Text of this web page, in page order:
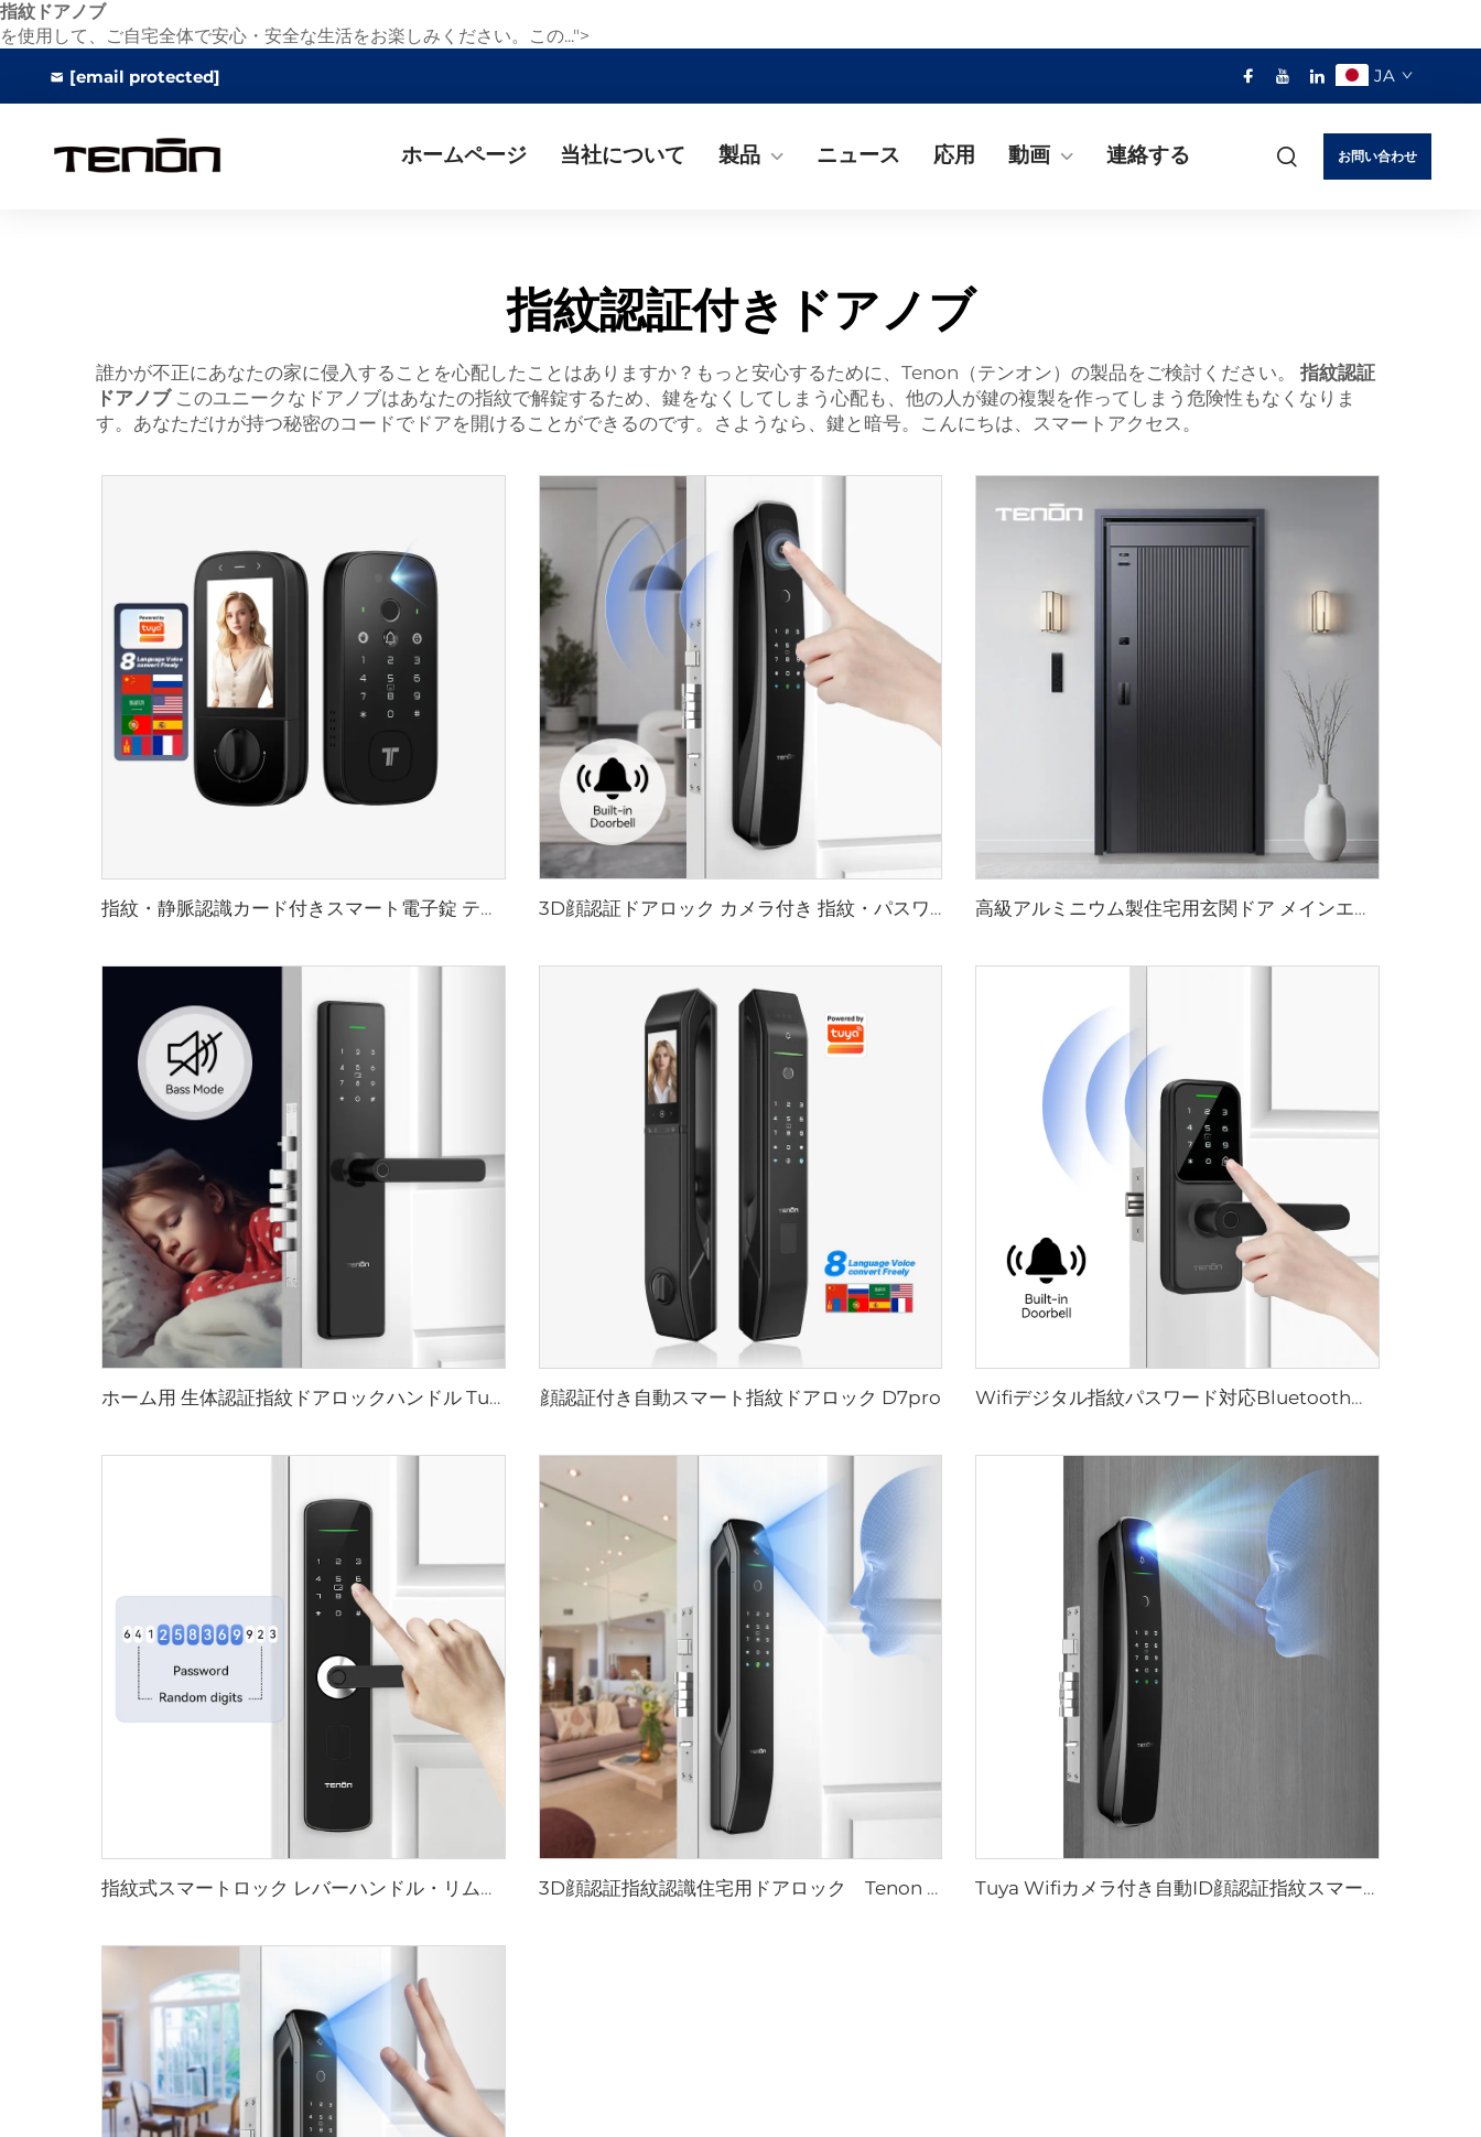
指紋ドアノブ
を使用して、ご自宅全体で安心・安全な生活をお楽しみください。この...">
[email protected]
JA
ホームページ 当社について 製品 ニュース 応用 動画 連絡する お問い合わせ
指紋認証付きドアノブ
誰かが不正にあなたの家に侵入することを心配したことはありますか？もっと安心するために、Tenon（テンオン）の製品をご検討ください。 指紋認証
ドアノブ このユニークなドアノブはあなたの指紋で解錠するため、鍵をなくしてしまう心配も、他の人が鍵の複製を作ってしまう危険性もなくなりま
す。あなただけが持つ秘密のコードでドアを開けることができるのです。さようなら、鍵と暗号。こんにちは、スマートアクセス。
指紋・静脈認識カード付きスマート電子錠 テノンK10 Pro 3D顔認証ドアロック カメラ付き 指紋・パスワード・静脈認識 テノンA9 Pro 高級アルミニウム製住宅用玄関ドア メインエントリー対応 M8
ホーム用 生体認証指紋ドアロックハンドル Tuya T15 顔認証付き自動スマート指紋ドアロック D7pro Wifiデジタル指紋パスワード対応Bluetoothドアハンドル Tenon K8
指紋式スマートロック レバーハンドル・リムピン・カード付き テノンE3 3D顔認証指紋認識住宅用ドアロック Tenon A6 Pro Tuya Wifiカメラ付き自動ID顔認証指紋スマートロック Tenon A9 Pro